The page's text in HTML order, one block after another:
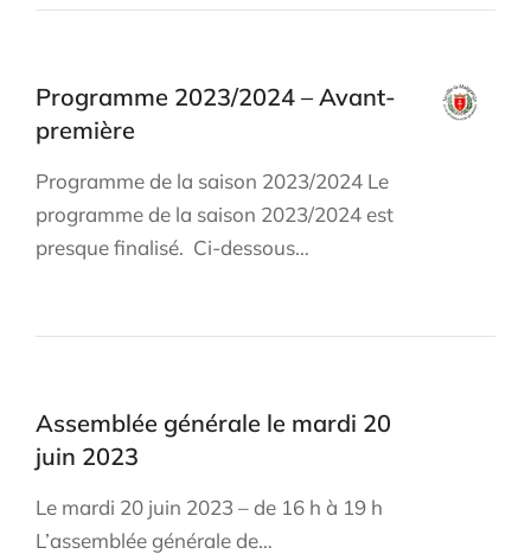
Programme 2023/2024 – Avant-
première
Programme de la saison 2023/2024 Le
programme de la saison 2023/2024 est
presque finalisé. Ci-dessous…
Assemblée générale le mardi 20
juin 2023
Le mardi 20 juin 2023 – de 16 h à 19 h
L’assemblée générale de…